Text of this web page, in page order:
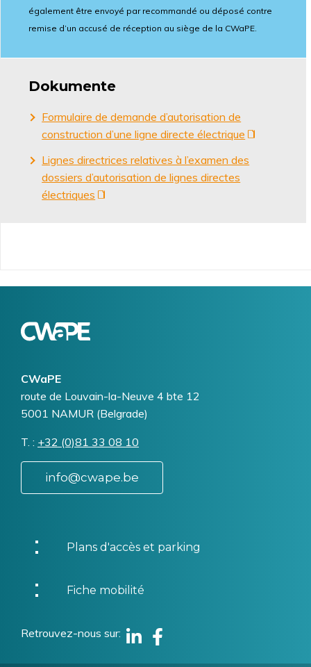
également être envoyé par recommandé ou déposé contre
remise d’un accusé de réception au siège de la CWaPE.
Dokumente
Formulaire de demande d’autorisation de
construction d’une ligne directe électrique
Lignes directrices relatives à l’examen des
dossiers d’autorisation de lignes directes
électriques
CWaPE
Addresse
route de Louvain-la-Neuve 4 bte 12
5001 NAMUR (Belgrade)
T. Téléphone
+32 (0)81 33 08 10
info@cwape.be
Plans d'accès et parking
Fiche mobilité
Retrouvez-nous sur
Linkedin
Facebook